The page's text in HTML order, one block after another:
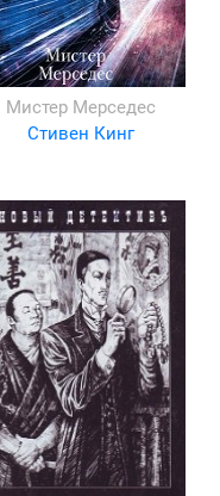
Мистер Мерседес
Стивен Кинг